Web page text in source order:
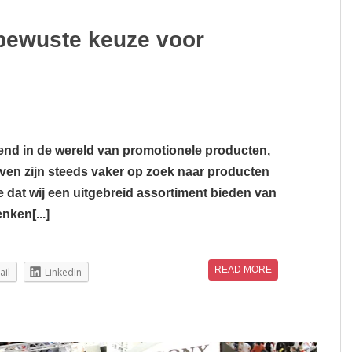
keuze voor
in de wereld van promotionele producten,
zijn steeds vaker op zoek naar producten
wij een uitgebreid assortiment bieden van
LinkedIn READ MORE